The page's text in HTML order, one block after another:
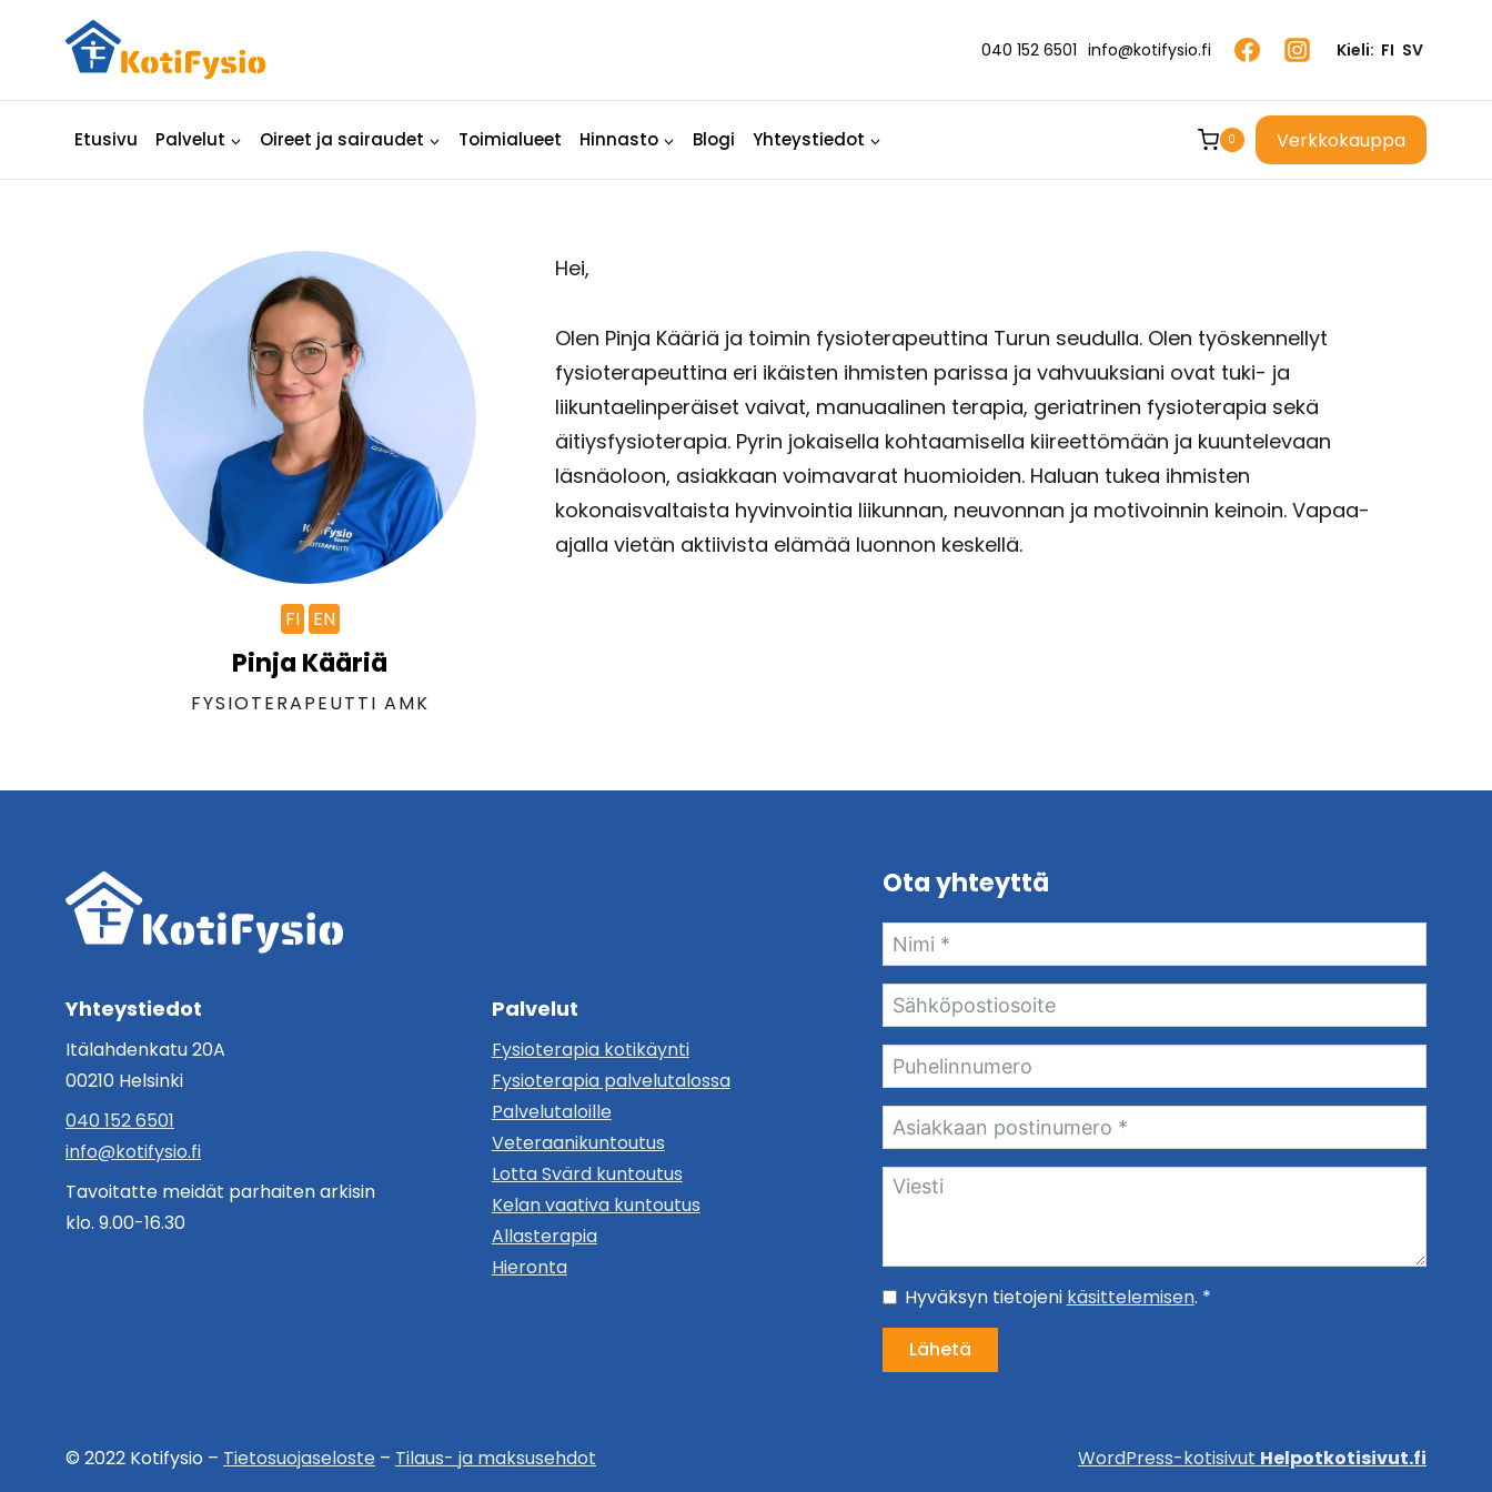
sisältöön
040 152 6501 info@kotifysio.fi Kieli: FI SV
Etusivu Palvelut Oireet ja sairaudet Toimialueet Hinnasto Blogi Yhteystiedot 0 Verkkokauppa
FI EN
Pinja Kääriä
FYSIOTERAPEUTTI AMK
Hei,
Olen Pinja Kääriä ja toimin fysioterapeuttina Turun seudulla. Olen työskennellyt
fysioterapeuttina eri ikäisten ihmisten parissa ja vahvuuksiani ovat tuki- ja
liikuntaelinperäiset vaivat, manuaalinen terapia, geriatrinen fysioterapia sekä
äitiysfysioterapia. Pyrin jokaisella kohtaamisella kiireettömään ja kuuntelevaan
läsnäoloon, asiakkaan voimavarat huomioiden. Haluan tukea ihmisten
kokonaisvaltaista hyvinvointia liikunnan, neuvonnan ja motivoinnin keinoin. Vapaa-
ajalla vietän aktiivista elämää luonnon keskellä.
Yhteystiedot
Itälahdenkatu 20A
00210 Helsinki
040 152 6501
info@kotifysio.fi
Tavoitatte meidät parhaiten arkisin
klo. 9.00-16.30
Palvelut
Fysioterapia kotikäynti
Fysioterapia palvelutalossa
Palvelutaloille
Veteraanikuntoutus
Lotta Svärd kuntoutus
Kelan vaativa kuntoutus
Allasterapia
Hieronta
Ota yhteyttä
Hyväksyn tietojeni käsittelemisen. *
Lähetä
© 2022 Kotifysio – Tietosuojaseloste – Tilaus- ja maksusehdot WordPress-kotisivut Helpotkotisivut.fi